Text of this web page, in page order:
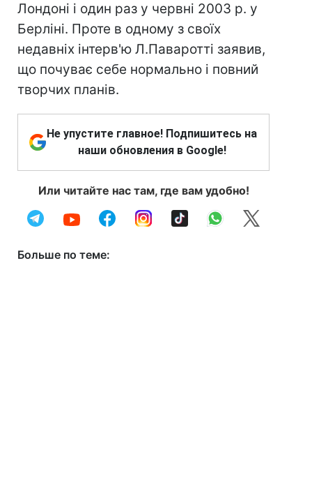
Лондоні і один раз у червні 2003 р. у
Берліні. Проте в одному з своїх
недавніх інтерв'ю Л.Паваротті заявив,
що почуває себе нормально і повний
творчих планів.
Не упустите главное! Подпишитесь на
наши обновления в Google!
Или читайте нас там, где вам удобно!
Больше по теме: